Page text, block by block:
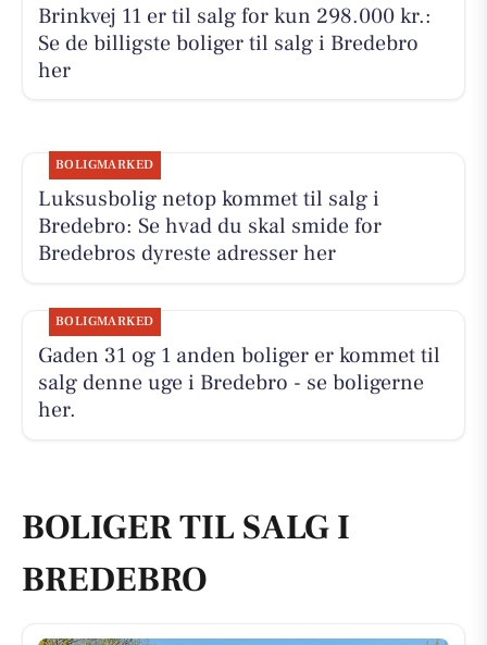
Brinkvej 11 er til salg for kun 298.000 kr.:
Se de billigste boliger til salg i Bredebro
her
BOLIGMARKED
Luksusbolig netop kommet til salg i
Bredebro: Se hvad du skal smide for
Bredebros dyreste adresser her
BOLIGMARKED
Gaden 31 og 1 anden boliger er kommet til
salg denne uge i Bredebro - se boligerne
her.
BOLIGER TIL SALG I
BREDEBRO